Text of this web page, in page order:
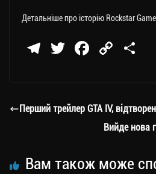
Детальніше про історію Rockstar
Te
a
T
er
Fa
ok
C
Li
nk
Перший трейлер GTA IV,
Вийде нова
Вам також може